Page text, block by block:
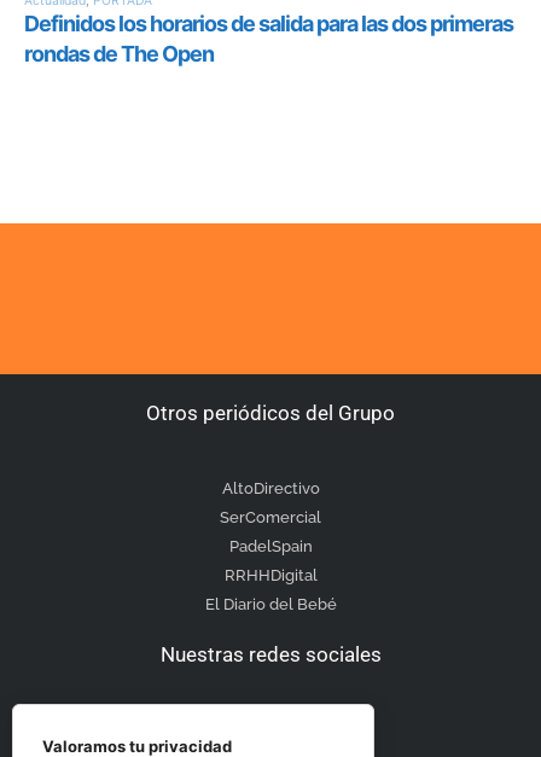
Otros periódicos del Grupo
AltoDirectivo
SerComercial
PadelSpain
RRHHDigital
El Diario del Bebé
Nuestras redes sociales
Valoramos tu privacidad